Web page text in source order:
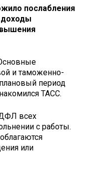
послабления
доходы
и таможенно-
период
ТАСС.
всех
с работы.
или